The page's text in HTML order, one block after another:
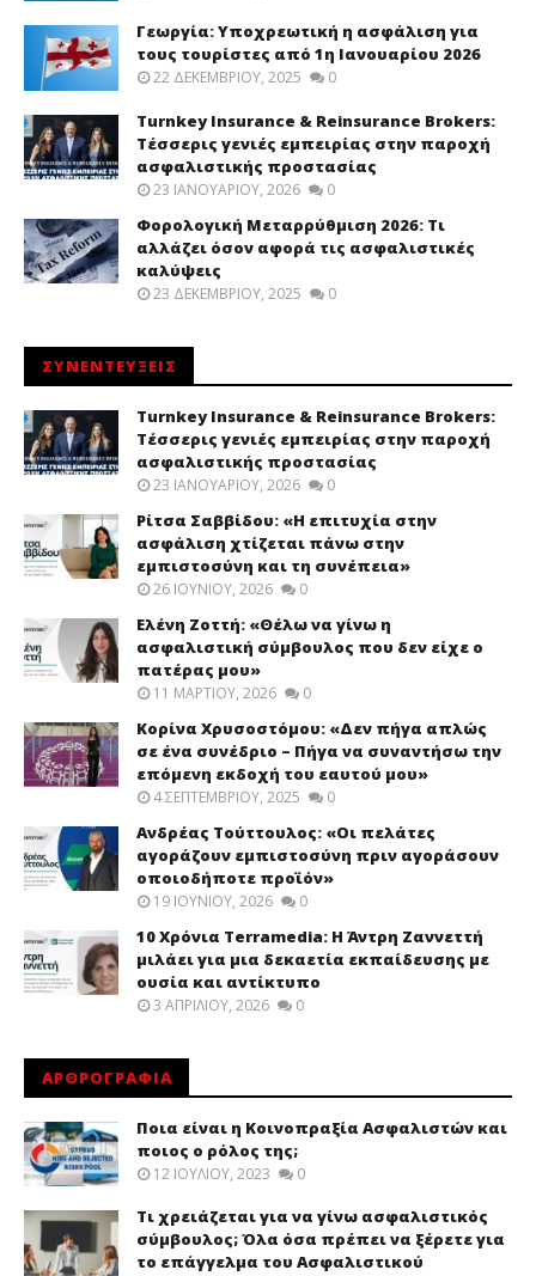
Γεωργία: Υποχρεωτική η ασφάλιση για
τους τουρίστες από 1η Ιανουαρίου 2026
22 ΔΕΚΕΜΒΡΊΟΥ, 2025 0
Turnkey Insurance & Reinsurance Brokers:
Τέσσερις γενιές εμπειρίας στην παροχή
ασφαλιστικής προστασίας
23 ΙΑΝΟΥΑΡΊΟΥ, 2026 0
Φορολογική Μεταρρύθμιση 2026: Τι
αλλάζει όσον αφορά τις ασφαλιστικές
καλύψεις
23 ΔΕΚΕΜΒΡΊΟΥ, 2025 0
ΣΥΝΕΝΤΕΥΞΕΙΣ
Turnkey Insurance & Reinsurance Brokers:
Τέσσερις γενιές εμπειρίας στην παροχή
ασφαλιστικής προστασίας
23 ΙΑΝΟΥΑΡΊΟΥ, 2026 0
Ρίτσα Σαββίδου: «Η επιτυχία στην
ασφάλιση χτίζεται πάνω στην
εμπιστοσύνη και τη συνέπεια»
26 ΙΟΥΝΊΟΥ, 2026 0
Ελένη Ζοττή: «Θέλω να γίνω η
ασφαλιστική σύμβουλος που δεν είχε ο
πατέρας μου»
11 ΜΑΡΤΊΟΥ, 2026 0
Κορίνα Χρυσοστόμου: «Δεν πήγα απλώς
σε ένα συνέδριο – Πήγα να συναντήσω την
επόμενη εκδοχή του εαυτού μου»
4 ΣΕΠΤΕΜΒΡΊΟΥ, 2025 0
Ανδρέας Τούττουλος: «Οι πελάτες
αγοράζουν εμπιστοσύνη πριν αγοράσουν
οποιοδήποτε προϊόν»
19 ΙΟΥΝΊΟΥ, 2026 0
10 Χρόνια Terramedia: Η Άντρη Ζαννεττή
μιλάει για μια δεκαετία εκπαίδευσης με
ουσία και αντίκτυπο
3 ΑΠΡΙΛΊΟΥ, 2026 0
ΑΡΘΡΟΓΡΑΦΙΑ
Ποια είναι η Κοινοπραξία Ασφαλιστών και
ποιος ο ρόλος της;
12 ΙΟΥΛΊΟΥ, 2023 0
Τι χρειάζεται για να γίνω ασφαλιστικός
σύμβουλος; Όλα όσα πρέπει να ξέρετε για
το επάγγελμα του Ασφαλιστικού